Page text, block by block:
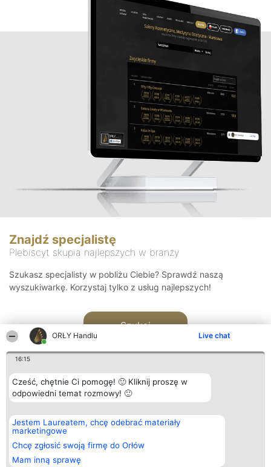
ORŁY Handlu Live chat
16:15
Cześć, chętnie Ci pomogę! 🙂 Kliknij proszę w
odpowiedni temat rozmowy! 🙂
Jestem Laureatem, chcę odebrać materiały
marketingowe
Chcę zgłosić swoją firmę do Orłów
Mam inną sprawę
Znajdź specjalistę
Plebiscyt skupia najlepszych w branży
Szukasz specjalisty w pobliżu Ciebie? Sprawdź naszą
wyszukiwarkę. Korzystaj tylko z usług najlepszych!
Szukaj
Organizator plebiscytu
Bright Side Solutions sp. z o.
o. sp. k.
ul. Ruska 22
Wrocław 50-079
KRS 0000749100 | Regon
Plebiscyt
Laureaci
wszystkich
Laureatów
Kontakt
Kontakt